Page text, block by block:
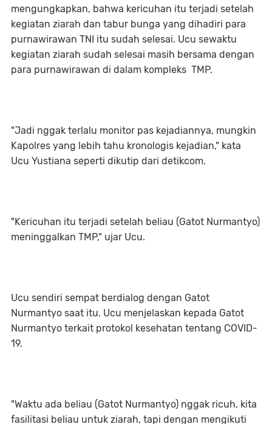
mengungkapkan, bahwa kericuhan itu terjadi setelah
kegiatan ziarah dan tabur bunga yang dihadiri para
purnawirawan TNI itu sudah selesai. Ucu sewaktu
kegiatan ziarah sudah selesai masih bersama dengan
para purnawirawan di dalam kompleks TMP.
"Jadi nggak terlalu monitor pas kejadiannya, mungkin
Kapolres yang lebih tahu kronologis kejadian," kata
Ucu Yustiana seperti dikutip dari detikcom.
"Kericuhan itu terjadi setelah beliau (Gatot Nurmantyo)
meninggalkan TMP," ujar Ucu.
Ucu sendiri sempat berdialog dengan Gatot
Nurmantyo saat itu. Ucu menjelaskan kepada Gatot
Nurmantyo terkait protokol kesehatan tentang COVID-
19.
"Waktu ada beliau (Gatot Nurmantyo) nggak ricuh, kita
fasilitasi beliau untuk ziarah, tapi dengan mengikuti